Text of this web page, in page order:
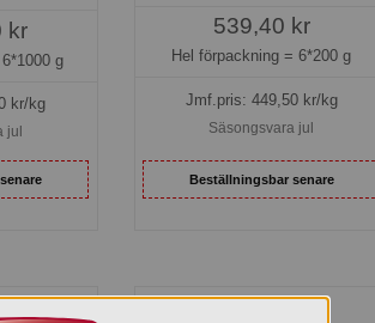
kr
6*1000 g
kr/kg
jul
539,40 kr
Hel förpackning =6*200 g
Jmf.pris: 449,50kr/kg
Säsongsvara jul
Beställningsbar senare